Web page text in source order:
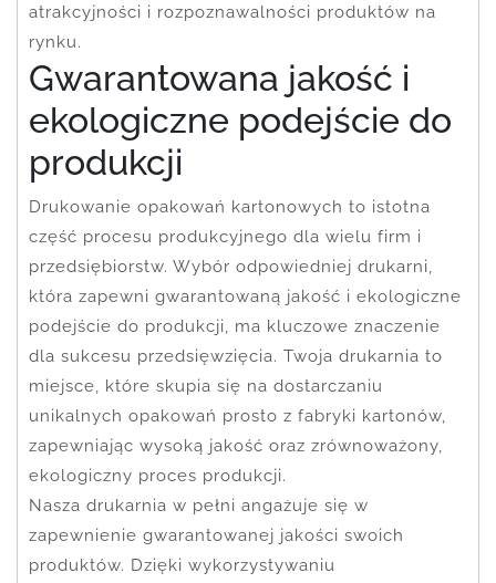
atrakcyjności i rozpoznawalności produktów na
rynku.
Gwarantowana jakość i
ekologiczne podejście do
produkcji
Drukowanie opakowań kartonowych to istotna
część procesu produkcyjnego dla wielu firm i
przedsiębiorstw. Wybór odpowiedniej drukarni,
która zapewni gwarantowaną jakość i ekologiczne
podejście do produkcji, ma kluczowe znaczenie
dla sukcesu przedsięwzięcia. Twoja drukarnia to
miejsce, które skupia się na dostarczaniu
unikalnych opakowań prosto z fabryki kartonów,
zapewniając wysoką jakość oraz zrównoważony,
ekologiczny proces produkcji.
Nasza drukarnia w pełni angażuje się w
zapewnienie gwarantowanej jakości swoich
produktów. Dzięki wykorzystywaniu